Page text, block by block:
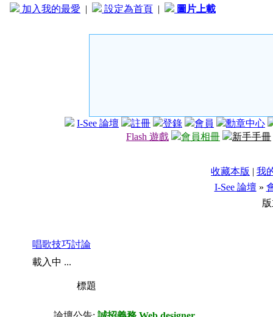
加入我的最愛 | 設定為首頁 | 圖片上載
I-See 論壇 註冊 登錄 會員
勳章中心
Flash 遊戲
會員相冊 新手手冊
收藏本版 | 我
I-See 論壇 »
唱歌技巧討論
載入中 ...
標題